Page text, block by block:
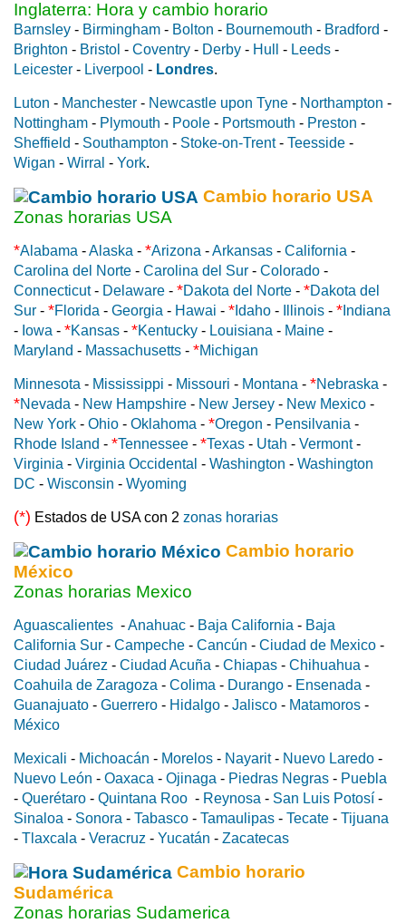
Inglaterra: Hora y cambio horario
Barnsley - Birmingham - Bolton - Bournemouth - Bradford -
Brighton - Bristol - Coventry - Derby - Hull - Leeds -
Leicester - Liverpool - Londres.
Luton - Manchester - Newcastle upon Tyne - Northampton -
Nottingham - Plymouth - Poole - Portsmouth - Preston -
Sheffield - Southampton - Stoke-on-Trent- Teesside -
Wigan - Wirral - York.
Cambio horario USA
Zonas horarias USA
*Alabama -Alaska - *Arizona -Arkansas - California -
Carolina del Norte - Carolina del Sur - Colorado -
Connecticut- Delaware - *Dakota del Norte - *Dakota del
Sur - *Florida - Georgia - Hawai - * Idaho - Illinois - * Indiana
- Iowa - *Kansas - *Kentucky - Louisiana - Maine -
Maryland - Massachusetts - *Michigan
Minnesota - Mississippi - Missouri - Montana - *Nebraska -
*Nevada - New Hampshire - New Jersey - New Mexico -
New York - Ohio - Oklahoma - *Oregon - Pensilvania -
Rhode Island - *Tennessee - *Texas - Utah - Vermont-
Virginia - Virginia Occidental - Washington - Washington
DC - Wisconsin - Wyoming
(*) Estados de USA con 2 zonas horarias
Cambio horario
México
Zonas horarias Mexico
Aguascalientes -Anahuac - Baja California - Baja
California Sur - Campeche - Cancún - Ciudad de Mexico -
Ciudad Juárez - Ciudad Acuña - Chiapas - Chihuahua -
Coahuila de Zaragoza - Colima - Durango - Ensenada -
Guanajuato - Guerrero - Hidalgo - Jalisco - Matamoros -
México
Mexicali - Michoacán - Morelos - Nayarit- Nuevo Laredo -
Nuevo León - Oaxaca - Ojinaga - Piedras Negras - Puebla
- Querétaro - Quintana Roo - Reynosa - San Luis Potosí -
Sinaloa - Sonora - Tabasco - Tamaulipas - Tecate - Tijuana
- Tlaxcala - Veracruz - Yucatán - Zacatecas
Cambio horario
Sudamérica
Zonas horarias Sudamerica